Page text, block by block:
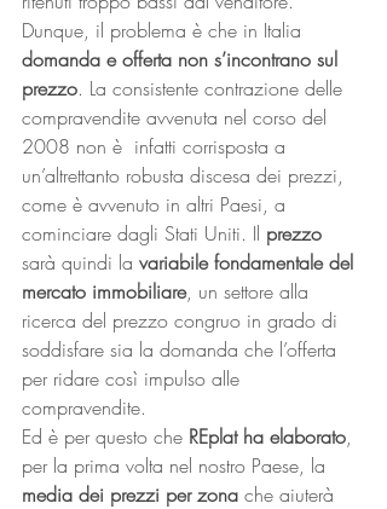
Dunque, il problema è che in Italia
domanda e offerta non s’incontrano sul
prezzo. La consistente contrazione delle
compravendite avvenuta nel corso del
2008 non è  infatti corrisposta a
un’altrettanto robusta discesa dei prezzi,
come è avvenuto in altri Paesi, a
cominciare dagli Stati Uniti. Il prezzo
sarà quindi la variabile fondamentale del
mercato immobiliare, un settore alla
ricerca del prezzo congruo in grado di
soddisfare sia la domanda che l’offerta
per ridare così impulso alle
compravendite.
Ed è per questo che REplat ha elaborato,
per la prima volta nel nostro Paese, la
media dei prezzi per zona che aiuterà